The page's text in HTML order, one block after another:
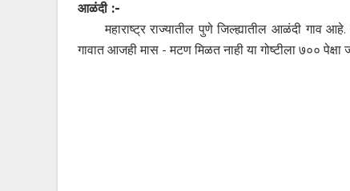
आळंदी :-
महाराष्ट्र राज्यातील पुणे जिल्ह्यातील आळंदी गाव
गावात आजही मास - मटण मिळत नाही या गोष्टीला ७०० पेक्षा